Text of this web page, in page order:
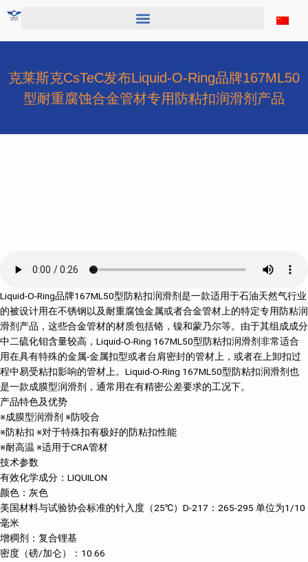
克莱斯克CsTeC发布Liquid-O-Ring品牌167ML50
型耐重腐蚀合金管材专用防粘扣润滑剂产品
Liquid-O-Ring品牌167ML50型防粘扣润滑剂是一款适用于石油天然气行业
的被设计用在不锈钢以及耐重腐蚀金属或者合金管材上的特定专用防粘润
滑剂产品，这些合金管材的材质包括铬，镍和蒙乃尔等。由于其组成成分
中二硫化钼含量较高，Liquid-O-Ring 167ML50型防粘扣润滑剂非常适合
用在具有特殊的金属-金属扣型或者台肩密封的管材上，或者在上卸扣过
程中易受粘扣影响的管材上。Liquid-O-Ring 167ML50型防粘扣润滑剂也
是一款成膜型润滑剂，通常用在有精密公差要求的工况下。
产品特色及优势
※成膜型润滑剂 ※防咬合
※防粘扣 ※对于特殊扣有极好的防粘扣性能
※耐高温 ※适用于CRA管材
技术参数
有效化学成分：LIQUILON
颜色：灰色
美国材料与试验协会标准的针入度（25℃）D-217：265-295 单位为1/10
毫米
增稠剂：复合锂基
密度（磅/加仑）：10.66